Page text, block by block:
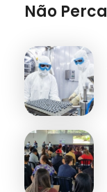
Não Perca